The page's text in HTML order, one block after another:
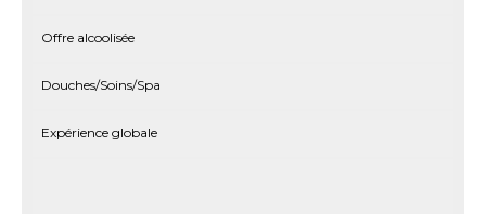
Offre alcoolisée
Douches/Soins/Spa
Expérience globale